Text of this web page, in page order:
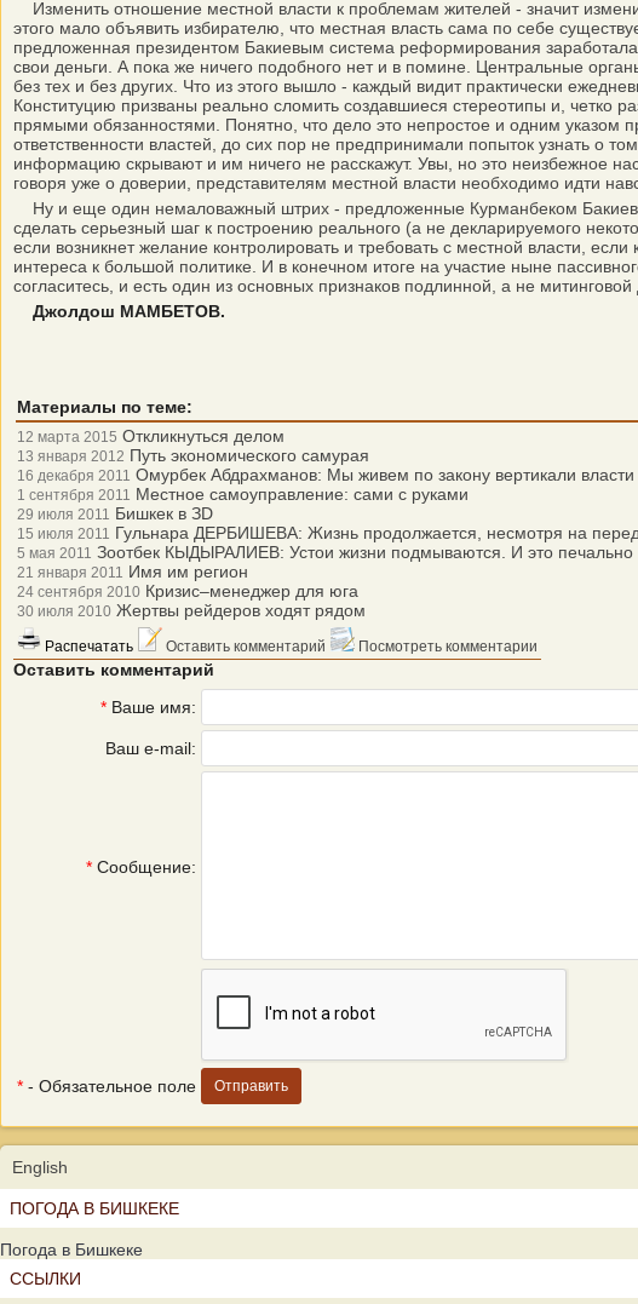
Изменить отношение местной власти к проблемам жителей - значит
этого мало объявить избирателю, что местная власть сама по себе
предложенная президентом Бакиевым система реформирования
свои деньги. А пока же ничего подобного нет и в помине. Центральные
без тех и без других. Что из этого вышло - каждый видит практически
Конституцию призваны реально сломить создавшиеся стереотипы и, четко
прямыми обязанностями. Понятно, что дело это непростое и одним указом
ответственности властей, до сих пор не предпринимали попыток узнать о
информацию скрывают и им ничего не расскажут. Увы, но это неизбежное
говоря уже о доверии, представителям местной власти необходимо идти
Ну и еще один немаловажный штрих - предложенные Курманбеком
сделать серьезный шаг к построению реального (а не декларируемого
если возникнет желание контролировать и требовать с местной власти,
интереса к большой политике. И в конечном итоге на участие ныне
согласитесь, и есть один из основных признаков подлинной, а не митинговой
Джолдош МАМБЕТОВ.
Материалы по теме:
12 марта 2015 Откликнуться делом
13 января 2012 Путь экономического самурая
16 декабря 2011 Омурбек Абдрахманов: Мы живем по закону вертикали власти
1 сентября 2011 Местное самоуправление: сами с руками
29 июля 2011 Бишкек в ЗD
15 июля 2011 Гульнара ДЕРБИШЕВА: Жизнь продолжается, несмотря на
5 мая 2011 Зоотбек КЫДЫРАЛИЕВ: Устои жизни подмываются. И это печально
21 января 2011 Имя им регион
24 сентября 2010 Кризис–менеджер для юга
30 июля 2010 Жертвы рейдеров ходят рядом
Распечатать Оставить комментарий Посмотреть комментарии
Оставить комментарий
* Ваше имя:
Ваш e-mail:
* Сообщение:
* - Обязательное поле
English
ПОГОДА В БИШКЕКЕ
Погода в Бишкеке
ССЫЛКИ